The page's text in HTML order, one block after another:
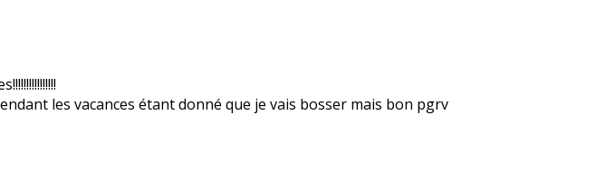
les vacances étant donné que je vais bosser mais bon pgrv